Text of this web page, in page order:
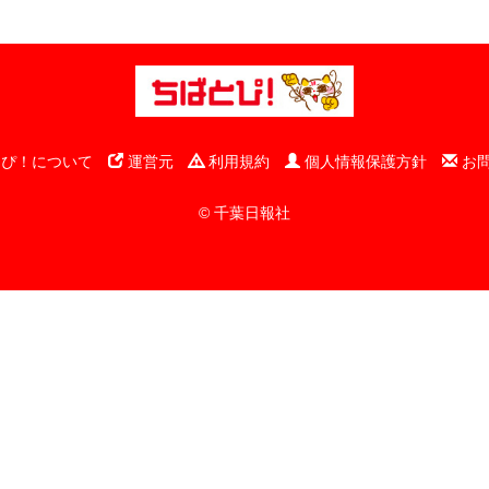
！について 運営元 利用規約 個人情報保護方針 お
© 千葉日報社